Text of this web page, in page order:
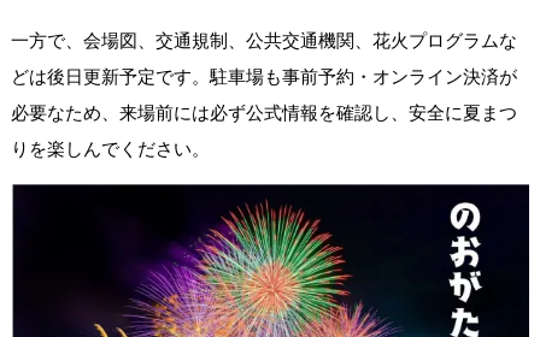
一方で、会場図、交通規制、公共交通機関、花火プログラムな
どは後日更新予定です。駐車場も事前予約・オンライン決済が
必要なため、来場前には必ず公式情報を確認し、安全に夏まつ
りを楽しんでください。